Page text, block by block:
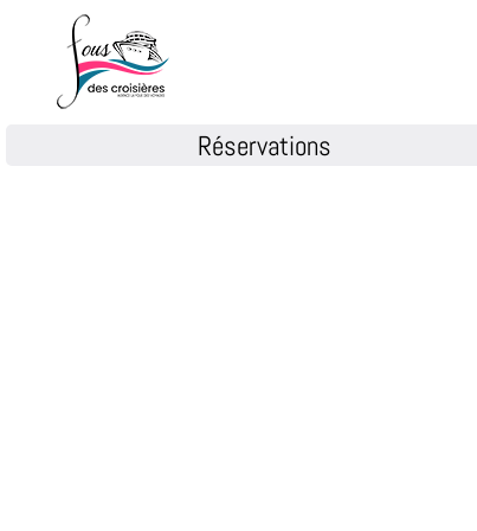
Réservations